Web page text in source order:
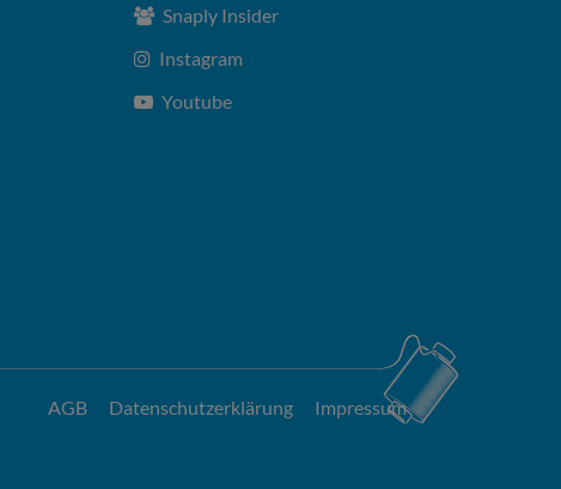
Snaply Insider
Instagram
Youtube
AGB Datenschutzerklärung Impressum